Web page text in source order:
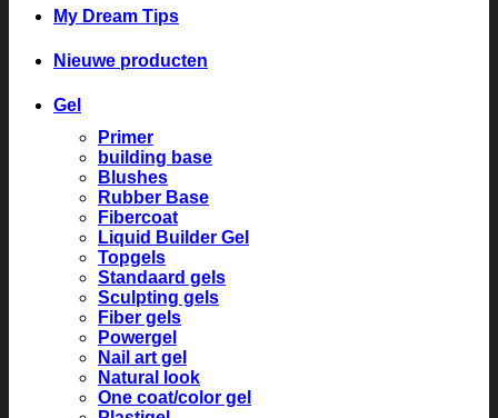
My Dream Tips
Nieuwe producten
Gel
Primer
building base
Blushes
Rubber Base
Fibercoat
Liquid Builder Gel
Topgels
Standaard gels
Sculpting gels
Fiber gels
Powergel
Nail art gel
Natural look
One coat/color gel